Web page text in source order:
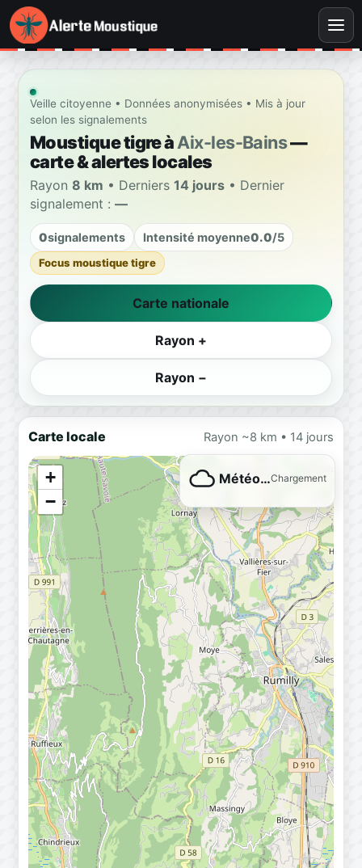
Veille citoyenne • Données anonymisées • Mis à jour
selon les signalements
Moustique tigre àAix-les-Bains—
carte & alertes locales
Rayon 8 km • Derniers 14 jours • Dernier
signalement : —
0signalements Intensité moyenne0.0/5
Focus moustique tigre
Carte nationale
Rayon +
Rayon −
Carte locale Rayon ~8 km • 14 jours
+
−
Météo…Chargement